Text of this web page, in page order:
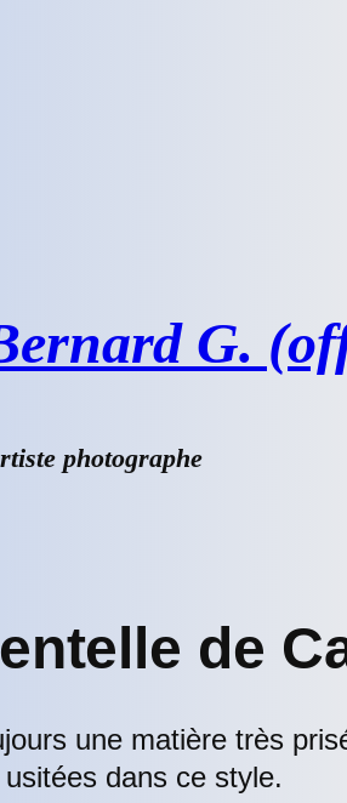
G.
photographe
de
une matière très
dans ce style.